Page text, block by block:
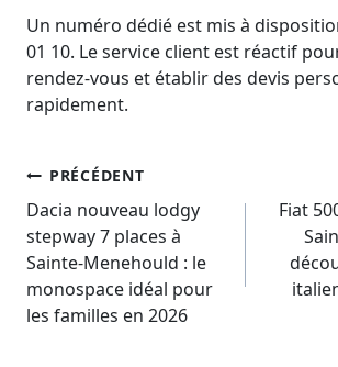
Un numéro dédié est mis à
01 10. Le service client est réactif
rendez-vous et établir des devis
rapidement.
Navigation
De
L’article
PRÉCÉDENT
Dacia nouveau lodgy
stepway 7 places à
Sainte-Menehould : le
monospace idéal pour
les familles en 2026
Fiat